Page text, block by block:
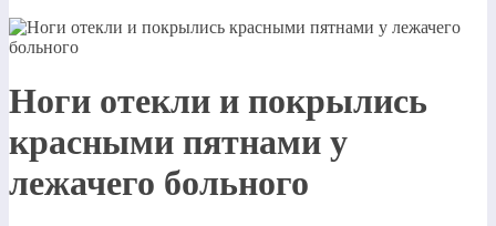
Ноги отекли и покрылись
красными пятнами у
лежачего больного